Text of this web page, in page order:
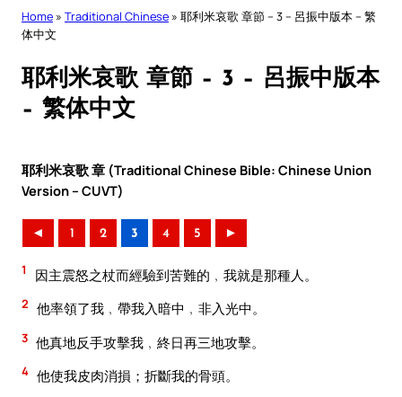
Home » Traditional Chinese » 耶利米哀歌 章節 – 3 – 呂振中版本 – 繁
体中文
耶利米哀歌 章節 – 3 – 呂振中版本
– 繁体中文
耶利米哀歌 章 (Traditional Chinese Bible: Chinese Union
Version – CUVT)
◄ 1 2 3 4 5 ►
1 因主震怒之杖而經驗到苦難的﹐我就是那種人。
2 他率領了我﹐帶我入暗中﹐非入光中。
3 他真地反手攻擊我﹐終日再三地攻擊。
4 他使我皮肉消損；折斷我的骨頭。